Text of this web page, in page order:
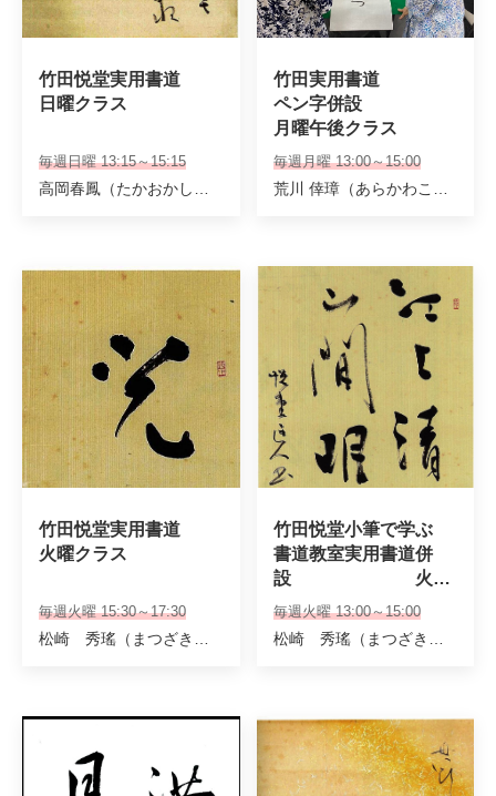
竹田悦堂実用書道
日曜クラス
毎週日曜 13:15～15:15
竹田実用書道
ペン字併設
月曜午後クラス
毎週月曜 13:00～15:00
竹田悦堂実用書道
火曜クラス
毎週火曜 15:30～17:30
竹田悦堂小筆で学ぶ
書道教室実用書道併
設　　　　　　　火曜
クラス
毎週火曜 13:00～15:00